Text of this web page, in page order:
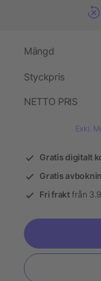
Mängd
Styckpris
NETTO PRIS
Exkl.
Gratis digitalt
Gratis
Fri fraktfrån